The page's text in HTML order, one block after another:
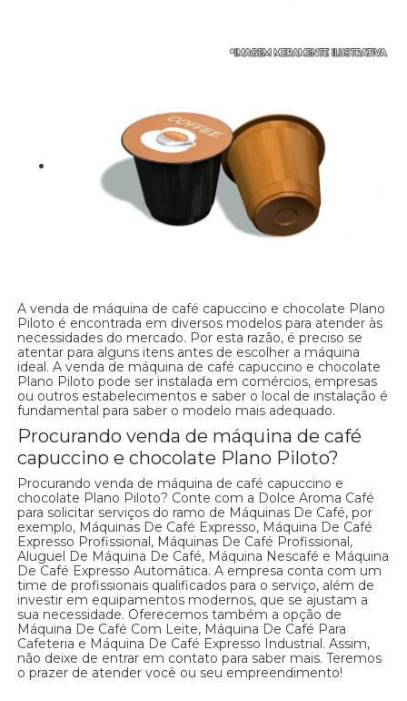
A venda de máquina de café capuccino e chocolate Plano
Piloto é encontrada em diversos modelos para atender às
necessidades do mercado. Por esta razão, é preciso se
atentar para alguns itens antes de escolher a máquina
ideal. A venda de máquina de café capuccino e chocolate
Plano Piloto pode ser instalada em comércios, empresas
ou outros estabelecimentos e saber o local de instalação é
fundamental para saber o modelo mais adequado.
Procurando venda de máquina de café
capuccino e chocolate Plano Piloto?
Procurando venda de máquina de café capuccino e
chocolate Plano Piloto? Conte com a Dolce Aroma Café
para solicitar serviços do ramo de Máquinas De Café, por
exemplo, Máquinas De Café Expresso, Máquina De Café
Expresso Profissional, Máquinas De Café Profissional,
Aluguel De Máquina De Café, Máquina Nescafé e Máquina
De Café Expresso Automática. A empresa conta com um
time de profissionais qualificados para o serviço, além de
investir em equipamentos modernos, que se ajustam a
sua necessidade. Oferecemos também a opção de
Máquina De Café Com Leite, Máquina De Café Para
Cafeteria e Máquina De Café Expresso Industrial. Assim,
não deixe de entrar em contato para saber mais. Teremos
o prazer de atender você ou seu empreendimento!